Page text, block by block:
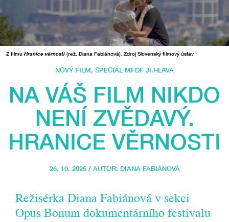
Z filmu Hranice věrnosti (rež. Diana Fabiánová). Zdroj Slovenský filmový ústav
NOVÝ FILM, SPECIÁL MFDF JI.HLAVA
NA VÁŠ FILM NIKDO
NENÍ ZVĚDAVÝ.
HRANICE VĚRNOSTI
26. 10. 2025 / AUTOR: DIANA FABIÁNOVÁ
Režisérka Diana Fabiánová v sekci
Opus Bonum dokumentárního festivalu